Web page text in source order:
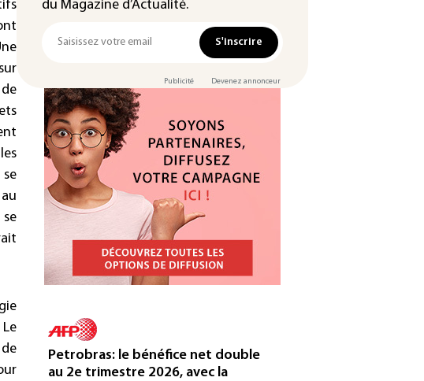
du Magazine d’Actualité.
S'inscrire
Publicité Devenez annonceur
Petrobras: le bénéfice net double
au 2e trimestre 2026, avec la